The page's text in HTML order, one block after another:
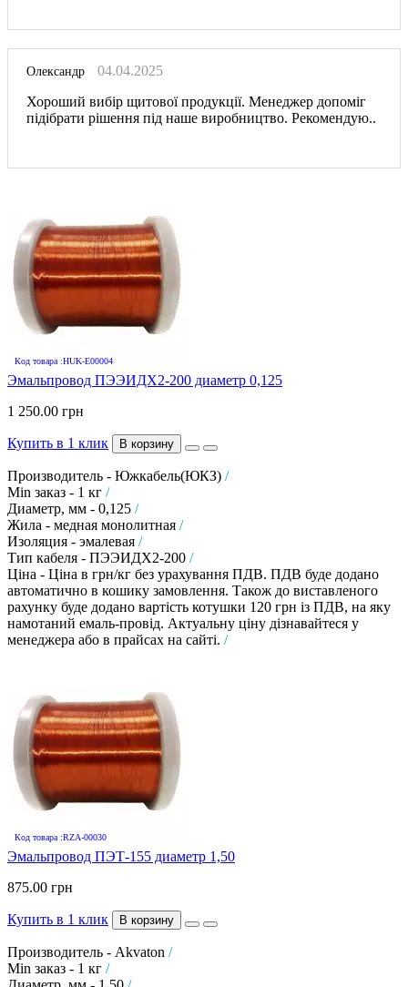
Олександр
04.04.2025
Хороший вибір щитової продукції. Менеджер допоміг
підібрати рішення під наше виробництво. Рекомендую..
Код товара :HUK-E00004
Эмальпровод ПЭЭИДХ2-200 диаметр 0,125
1 250.00 грн
Купить в 1 клик В корзину
Производитель - Южкабель(ЮКЗ) /
Min заказ - 1 кг /
Диаметр, мм - 0,125 /
Жила - медная монолитная /
Изоляция - эмалевая /
Тип кабеля - ПЭЭИДХ2-200 /
Ціна - Ціна в грн/кг без урахування ПДВ. ПДВ буде додано
автоматично в кошику замовлення. Також до виставленого
рахунку буде додано вартість котушки 120 грн із ПДВ, на яку
намотаний емаль-провід. Актуальну ціну дізнавайтеся у
менеджера або в прайсах на сайті. /
Код товара :RZA-00030
Эмальпровод ПЭТ-155 диаметр 1,50
875.00 грн
Купить в 1 клик В корзину
Производитель - Akvaton /
Min заказ - 1 кг /